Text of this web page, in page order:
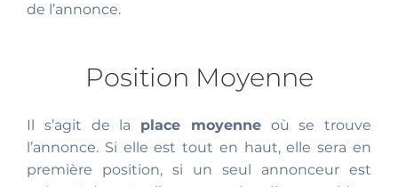
de l’annonce.
Position Moyenne
Il s’agit de la place moyenneoù se trouve
l’annonce. Si elle est tout en haut, elle sera en
première position, si un seul annonceur est